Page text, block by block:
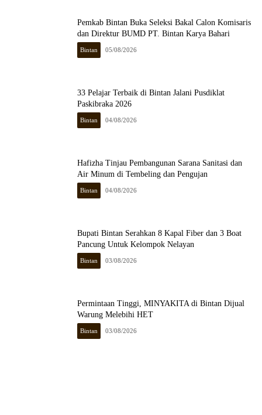
Pemkab Bintan Buka Seleksi Bakal Calon Komisaris
dan Direktur BUMD PT. Bintan Karya Bahari
Bintan 05/08/2026
33 Pelajar Terbaik di Bintan Jalani Pusdiklat
Paskibraka 2026
Bintan 04/08/2026
Hafizha Tinjau Pembangunan Sarana Sanitasi dan
Air Minum di Tembeling dan Pengujan
Bintan 04/08/2026
Bupati Bintan Serahkan 8 Kapal Fiber dan 3 Boat
Pancung Untuk Kelompok Nelayan
Bintan 03/08/2026
Permintaan Tinggi, MINYAKITA di Bintan Dijual
Warung Melebihi HET
Bintan 03/08/2026